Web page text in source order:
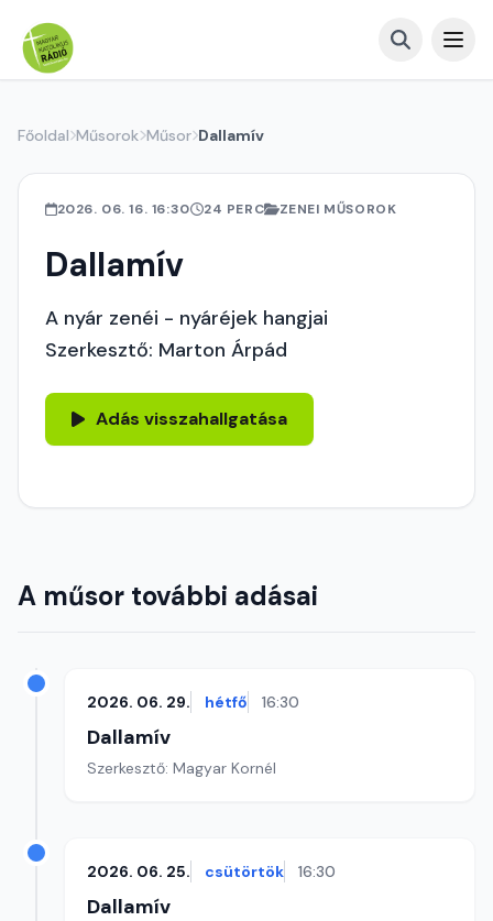
Főoldal Műsorok Műsor Dallamív
2026. 06. 16. 16:30 24 PERC ZENEI MŰSOROK
Dallamív
A nyár zenéi - nyáréjek hangjai
Szerkesztő: Marton Árpád
Adás visszahallgatása
A műsor további adásai
2026. 06. 29. hétfő 16:30
Dallamív
Szerkesztő: Magyar Kornél
2026. 06. 25. csütörtök 16:30
Dallamív